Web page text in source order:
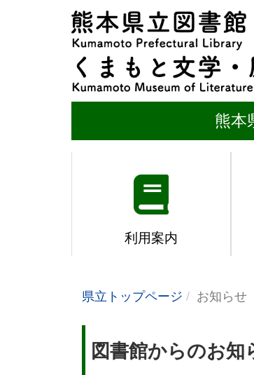
熊本
利用案内
県立トップページ お知らせ
図書館からのお知